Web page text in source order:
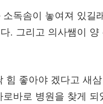
소독솜이 놓여져 있
그리고 의사쌤이 양
힘 좋아야 겠다고 새
바로 병원을 찾게 되